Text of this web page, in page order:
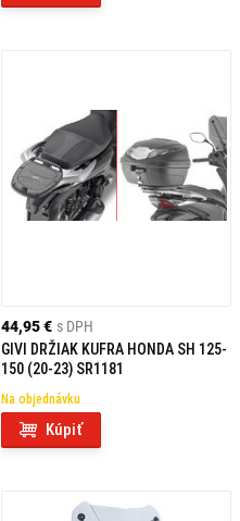
44,95 € s DPH
GIVI DRŽIAK KUFRA HONDA SH 125-
150 (20-23) SR1181
Na objednávku
Kúpiť